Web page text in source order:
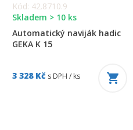
Kód: 42.8710.9
Skladem > 10 ks
Automatický naviják hadic
GEKA K 15
3 328 Kč s DPH / ks